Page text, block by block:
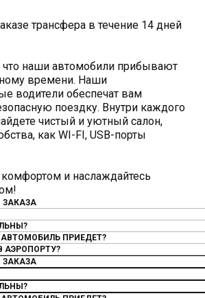
трансфера в течение 14 дней
что наши автомобили прибывают
времени. Наши
водители обеспечат вам
поездку. Внутри каждого
чистый и уютный салон,
как WI-FI, USB-порты
комфортом и наслаждайтесь
ПРИЕДЕТ?
АЭРОПОРТУ?